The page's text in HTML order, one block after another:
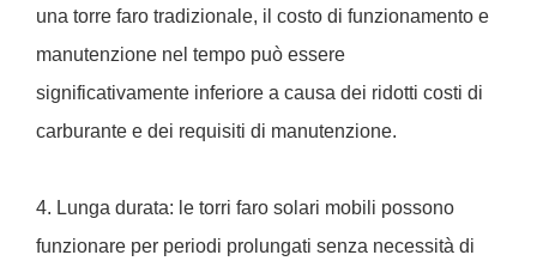
una torre faro tradizionale, il costo di funzionamento e
manutenzione nel tempo può essere
significativamente inferiore a causa dei ridotti costi di
carburante e dei requisiti di manutenzione.
4. Lunga durata: le torri faro solari mobili possono
funzionare per periodi prolungati senza necessità di